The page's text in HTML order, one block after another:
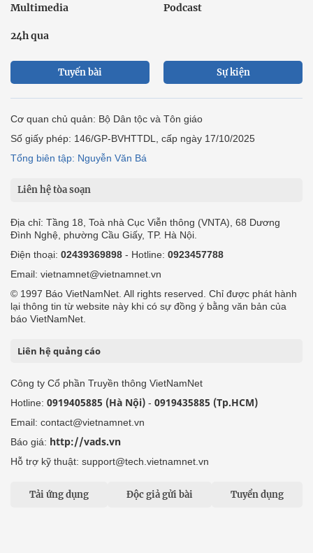
Multimedia Podcast
24h qua
Tuyến bài Sự kiện
Cơ quan chủ quản: Bộ Dân tộc và Tôn giáo
Số giấy phép: 146/GP-BVHTTDL, cấp ngày 17/10/2025
Tổng biên tập: Nguyễn Văn Bá
Liên hệ tòa soạn
Địa chỉ: Tầng 18, Toà nhà Cục Viễn thông (VNTA), 68 Dương
Đình Nghệ, phường Cầu Giấy, TP. Hà Nội.
Điện thoại: 02439369898 - Hotline: 0923457788
Email: vietnamnet@vietnamnet.vn
© 1997 Báo VietNamNet. All rights reserved. Chỉ được phát hành
lại thông tin từ website này khi có sự đồng ý bằng văn bản của
báo VietNamNet.
Liên hệ quảng cáo
Công ty Cổ phần Truyền thông VietNamNet
Hotline: 0919405885 (Hà Nội) - 0919435885 (Tp.HCM)
Email: contact@vietnamnet.vn
Báo giá: http://vads.vn
Hỗ trợ kỹ thuật: support@tech.vietnamnet.vn
Tải ứng dụng Độc giả gửi bài Tuyển dụng